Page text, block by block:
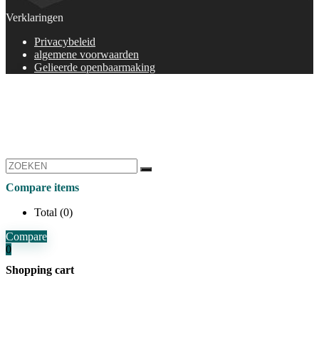
Verklaringen
Privacybeleid
algemene voorwaarden
Gelieerde openbaarmaking
Compare items
Total (0)
Compare
0
Shopping cart